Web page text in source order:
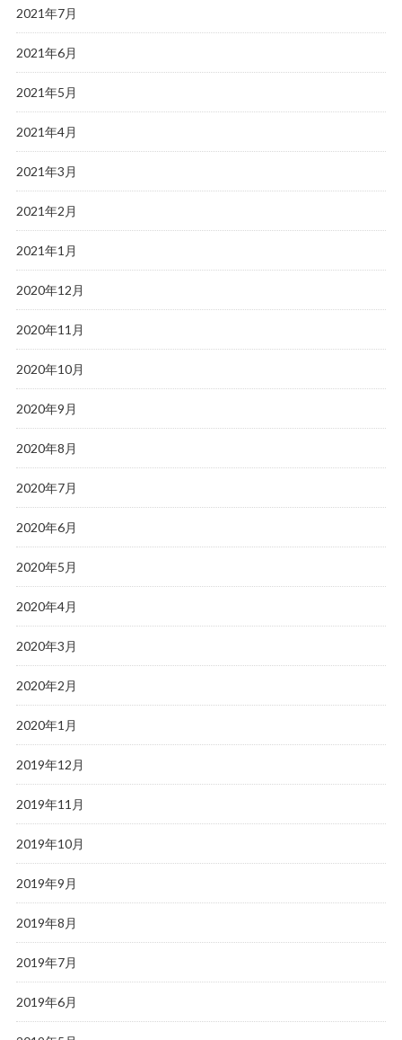
2021年7月
2021年6月
2021年5月
2021年4月
2021年3月
2021年2月
2021年1月
2020年12月
2020年11月
2020年10月
2020年9月
2020年8月
2020年7月
2020年6月
2020年5月
2020年4月
2020年3月
2020年2月
2020年1月
2019年12月
2019年11月
2019年10月
2019年9月
2019年8月
2019年7月
2019年6月